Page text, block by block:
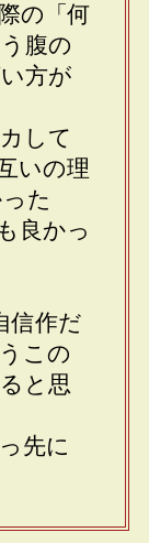
の「何
腹の
方が
して
いの理
た
良かっ
信作だ
この
と思
先に